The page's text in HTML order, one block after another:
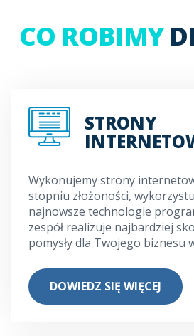
CO ROBIMY
STRONY
Wykonujemy strony
stopniu złożoności,
najnowsze technologie
zespół realizuje najbardziej
pomysły dla Twojego biznesu
DOWIEDZ SIĘ WIĘCEJ